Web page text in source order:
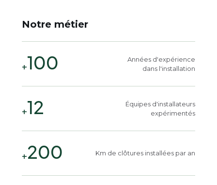
Notre métier
+100
Années d'expérience
dans l'installation
+12
Équipes d'installateurs
expérimentés
+200 Km de clôtures installées par an